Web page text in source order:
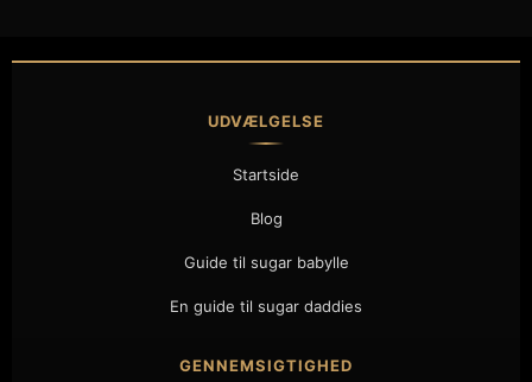
UDVÆLGELSE
Startside
Blog
Guide til sugar babylle
En guide til sugar daddies
GENNEMSIGTIGHED